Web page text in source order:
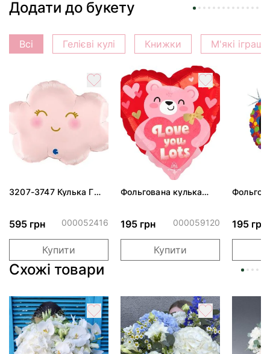
Додати до букету
Всі Гелієві кулі Книжки М'які
3207-3747 Кулька Г
595 грн 000052416
Купити
Фольгована кулька
195 грн 000059120
Купити
195 грн
Схожі товари